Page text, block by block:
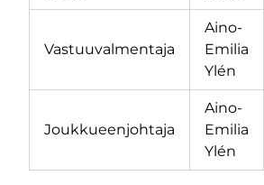
Vastuuvalmentaja
Aino-
Emilia
Ylén
Joukkueenjohtaja
Aino-
Emilia
Ylén